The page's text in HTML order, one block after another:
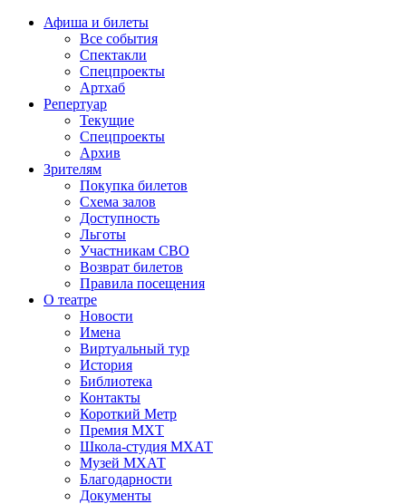
Афиша и билеты
Все события
Спектакли
Спецпроекты
Артхаб
Репертуар
Текущие
Спецпроекты
Архив
Зрителям
Покупка билетов
Схема залов
Доступность
Льготы
Участникам СВО
Возврат билетов
Правила посещения
О театре
Новости
Имена
Виртуальный тур
История
Библиотека
Контакты
Короткий Метр
Премия МХТ
Школа-студия МХАТ
Музей МХАТ
Благодарности
Документы